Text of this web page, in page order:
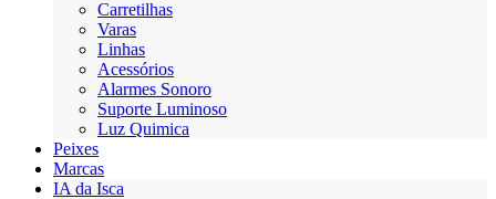
Carretilhas
Varas
Linhas
Acessórios
Alarmes Sonoro
Suporte Luminoso
Luz Quimica
Peixes
Marcas
IA da Isca